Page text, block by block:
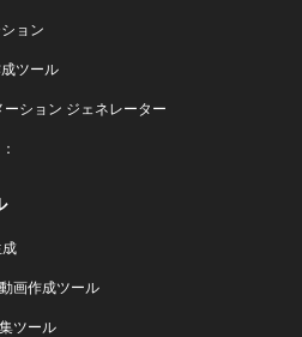
ョン
ツール
ーション ジェネレーター
画作成ツール
ツール